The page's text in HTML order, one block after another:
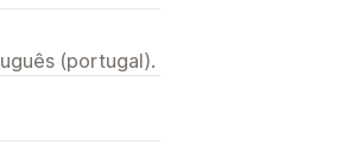
(portugal).